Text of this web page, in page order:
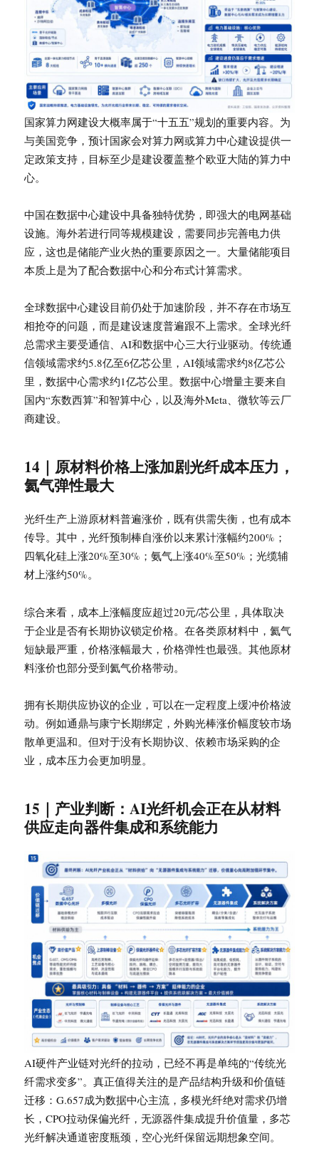
国家算力网建设大概率属于“十五五”规划的重要内容。为
与美国竞争，预计国家会对算力网或算力中心建设提供一
定政策支持，目标至少是建设覆盖整个欧亚大陆的算力中
心。
中国在数据中心建设中具备独特优势，即强大的电网基础
设施。海外若进行同等规模建设，需要同步完善电力供
应，这也是储能产业火热的重要原因之一。大量储能项目
本质上是为了配合数据中心和分布式计算需求。
全球数据中心建设目前仍处于加速阶段，并不存在市场互
相抢夺的问题，而是建设速度普遍跟不上需求。全球光纤
总需求主要受通信、AI和数据中心三大行业驱动。传统通
信领域需求约5.8亿至6亿芯公里，AI领域需求约8亿芯公
里，数据中心需求约1亿芯公里。数据中心增量主要来自
国内“东数西算”和智算中心，以及海外Meta、微软等云厂
商建设。
14｜原材料价格上涨加剧光纤成本压力，
氦气弹性最大
光纤生产上游原材料普遍涨价，既有供需失衡，也有成本
传导。其中，光纤预制棒自涨价以来累计涨幅约200%；
四氧化硅上涨20%至30%；氨气上涨40%至50%；光缆辅
材上涨约50%。
综合来看，成本上涨幅度应超过20元/芯公里，具体取决
于企业是否有长期协议锁定价格。在各类原材料中，氦气
短缺最严重，价格涨幅最大，价格弹性也最强。其他原材
料涨价也部分受到氦气价格带动。
拥有长期供应协议的企业，可以在一定程度上缓冲价格波
动。例如通鼎与康宁长期绑定，外购光棒涨价幅度较市场
散单更温和。但对于没有长期协议、依赖市场采购的企
业，成本压力会更加明显。
15｜产业判断：AI光纤机会正在从材料
供应走向器件集成和系统能力
AI硬件产业链对光纤的拉动，已经不再是单纯的“传统光
纤需求变多”。真正值得关注的是产品结构升级和价值链
迁移：G.657成为数据中心主流，多模光纤绝对需求仍增
长，CPO拉动保偏光纤，无源器件集成提升价值量，多芯
光纤解决通道密度瓶颈，空心光纤保留远期想象空间。